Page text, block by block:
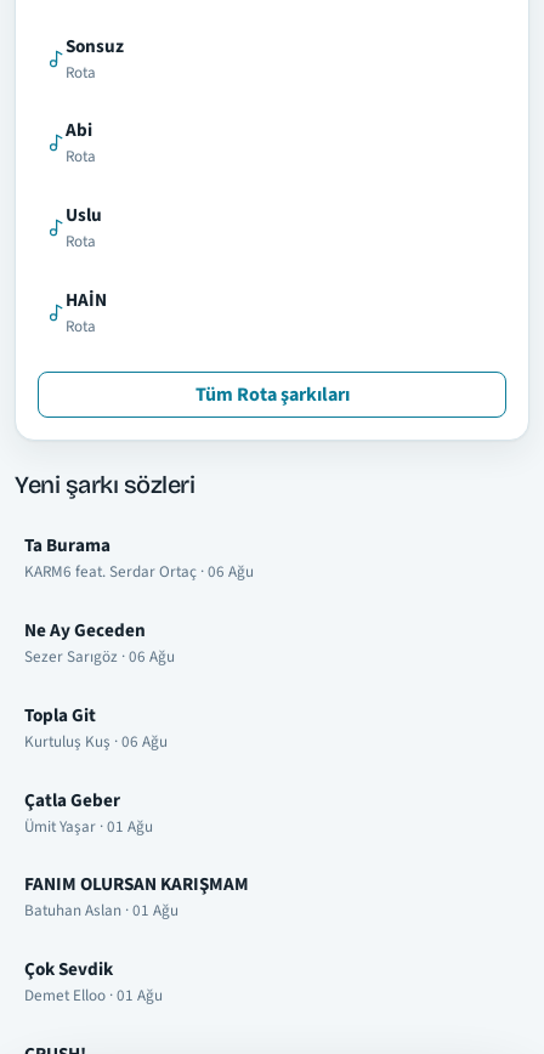
Sonsuz
Rota
Abi
Rota
Uslu
Rota
HAİN
Rota
Tüm Rota şarkıları
Yeni şarkı sözleri
Ta Burama
KARM6 feat. Serdar Ortaç · 06 Ağu
Ne Ay Geceden
Sezer Sarıgöz · 06 Ağu
Topla Git
Kurtuluş Kuş · 06 Ağu
Çatla Geber
Ümit Yaşar · 01 Ağu
FANIM OLURSAN KARIŞMAM
Batuhan Aslan · 01 Ağu
Çok Sevdik
Demet Elloo · 01 Ağu